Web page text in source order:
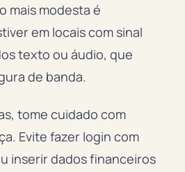
mais modesta é
em locais com sinal
texto ou áudio, que
de banda.
tome cuidado com
Evite fazer login com
inserir dados financeiros